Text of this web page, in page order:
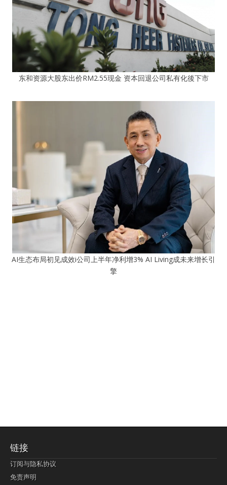
东和资源大股东出价RM2.55现金 资本回退公司私有化後下市
AI生态布局初见成效i公司上半年净利增3% AI Living成未来增长引
擎
链接
订阅与隐私协议
免责声明